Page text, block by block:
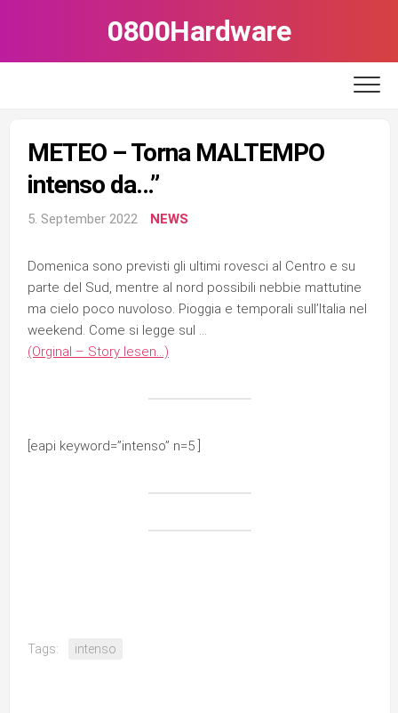
0800Hardware
METEO – Torna MALTEMPO
intenso da…”
5. September 2022 NEWS
Domenica sono previsti gli ultimi rovesci al Centro e su
parte del Sud, mentre al nord possibili nebbie mattutine
ma cielo poco nuvoloso. Pioggia e temporali sull’Italia nel
weekend. Come si legge sul …
(Orginal – Story lesen…)
[eapi keyword=”intenso” n=5 ]
Tags: intenso